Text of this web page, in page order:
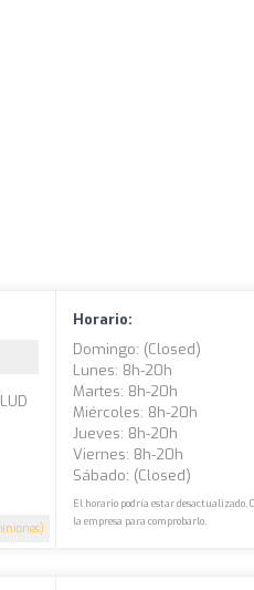
Horario:
Domingo: (closed)
Lunes: 8h-20h
Martes: 8h-20h
Miércoles: 8h-20h
Jueves: 8h-20h
Viernes: 8h-20h
Sábado: (closed)
El horario podría estar desactualizado.
la empresa para comprobarlo.